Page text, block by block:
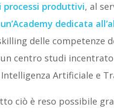
processi produttivi, al
un’Academy dedicata
delle competenze
un centro studi
Artificiale e
ciò è reso possibile